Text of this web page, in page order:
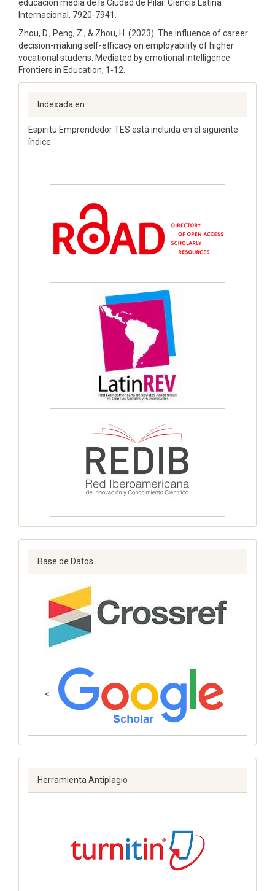
educación media de la Ciudad de Pilar. Ciencia Latina
Internacional, 7920-7941.
Zhou, D., Peng, Z., & Zhou, H. (2023). The influence of career
decision-making self-efficacy on employability of higher
vocational studens: Mediated by emotional intelligence.
Frontiers in Education, 1-12.
Indexada en
Espiritu Emprendedor TES está incluida en el siguiente
índice:
Base de Datos
<
Herramienta Antiplagio